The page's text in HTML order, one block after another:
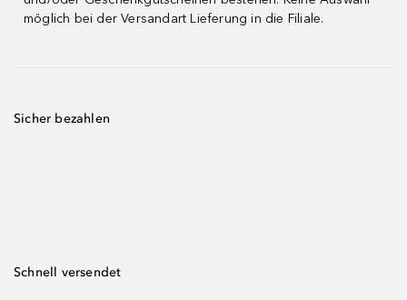
möglich bei der Versandart Lieferung in die Filiale.
Sicher bezahlen
Schnell versendet